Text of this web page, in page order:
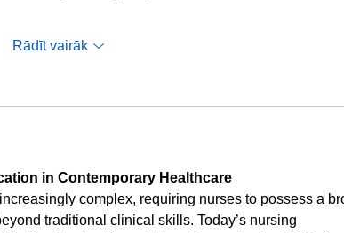
Rādīt vairāk
in Contemporary Healthcare
complex, requiring nurses to possess a
traditional clinical skills. Today’s nursing